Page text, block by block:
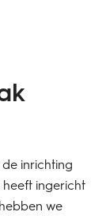
inrichting
ingericht
we